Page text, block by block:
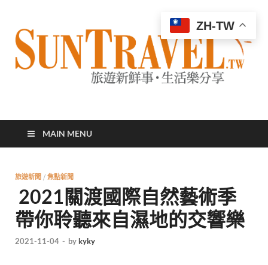
太陽網
MAIN MENU
旅遊新聞 / 焦點新聞
2021關渡國際自然藝術季
帶你聆聽來自濕地的交響樂
2021-11-04 - bykyky
ZH-TW